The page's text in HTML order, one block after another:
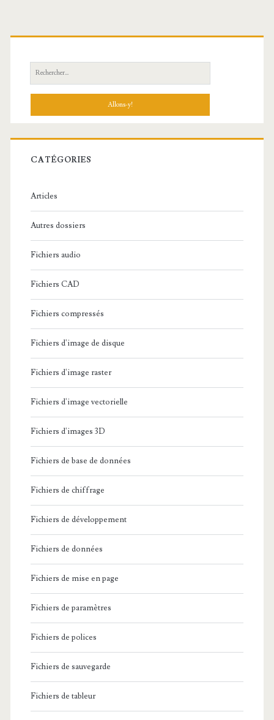
R
e
h
r
c
:
CATÉGORIES
Articles
Autres dossiers
Fichiers audio
Fichiers CAD
Fichiers compressés
Fichiers d'image de disque
Fichiers d'image raster
Fichiers d'image vectorielle
Fichiers d'images 3D
Fichiers de base de données
Fichiers de chiffrage
Fichiers de développement
Fichiers de données
Fichiers de mise en page
Fichiers de paramètres
Fichiers de polices
Fichiers de sauvegarde
Fichiers de tableur